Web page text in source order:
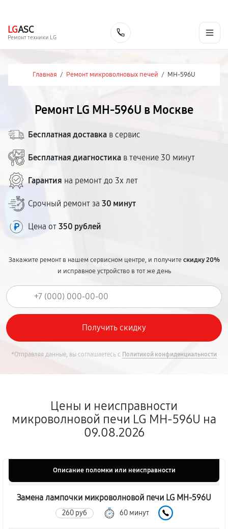
LGASC
Ремонт техники LG
Главная / Ремонт микроволновых печей / MH-596U
Ремонт LG MH-596U в Москве
Бесплатная доставка в сервис
Бесплатная диагностика в течение 30 минут
Гарантия на ремонт до 3х лет
Срочный ремонт за 30 минут
Цена от 350 рублей
Закажите ремонт в нашем сервисном центре, и получитескидку 20%
и исправное устройство в тот же день
*Отправляя данные, вы соглашаетесь с Политикой конфиденциальности
Цены и неисправности
микроволновой печи LG MH-596U на
09.08.2026
Описание поломки или неисправности
Замена лампочки микроволновой печи LG MH-596U
260 руб 60 минут